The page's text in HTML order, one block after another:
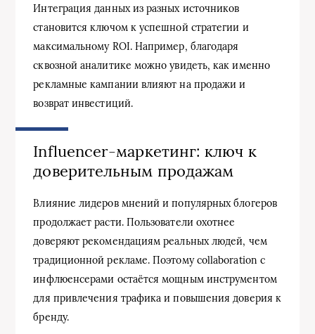
Интеграция данных из разных источников
становится ключом к успешной стратегии и
максимальному ROI. Например, благодаря
сквозной аналитике можно увидеть, как именно
рекламные кампании влияют на продажи и
возврат инвестиций.
Influencer-маркетинг: ключ к
доверительным продажам
Влияние лидеров мнений и популярных блогеров
продолжает расти. Пользователи охотнее
доверяют рекомендациям реальных людей, чем
традиционной рекламе. Поэтому collaboration с
инфлюенсерами остаётся мощным инструментом
для привлечения трафика и повышения доверия к
бренду.